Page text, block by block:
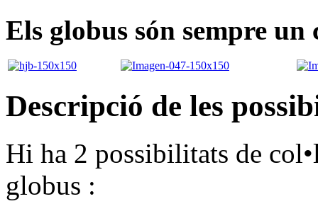
Els globus són sempre
Descripció de les
Hi ha 2 possibilitats de
globus :